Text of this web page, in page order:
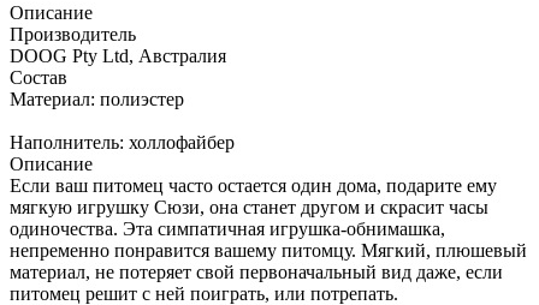
Описание
Производитель
DOOG Pty Ltd, Австралия
Состав
Материал: полиэстер
Наполнитель: холлофайбер
Описание
Если ваш питомец часто остается один дома, подарите ему
мягкую игрушку Сюзи, она станет другом и скрасит часы
одиночества. Эта симпатичная игрушка-обнимашка,
непременно понравится вашему питомцу. Мягкий, плюшевый
материал, не потеряет свой первоначальный вид даже, если
питомец решит с ней поиграть, или потрепать.